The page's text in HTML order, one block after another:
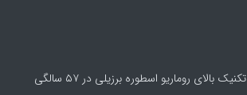
تکنیک بالای روماریو اسطوره برزیلی در ۵۷ سالگی